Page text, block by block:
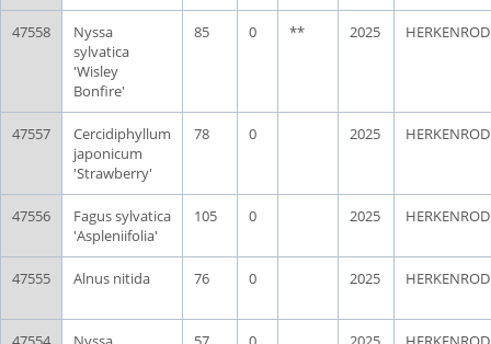
47558
Nyssa
sylvatica
'Wisley
Bonfire'
85 0 ** 2025
47557
Cercidiphyllum
japonicum
'Strawberry'
78 0 2025
47556
Fagus sylvatica
'Aspleniifolia'
105 0 2025
47555 Alnus nitida 76 0 2025